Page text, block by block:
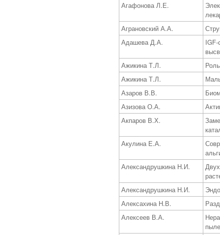
Агафонова Л.Е.
Аграновский А.А.
Адашева Д.А.
Ажикина Т.Л.
Ажикина Т.Л.
Азаров В.В.
Азизова О.А.
Акпаров В.Х.
Акулина Е.А.
Александрушкина Н.И.
Александрушкина Н.И.
Алексахина Н.В.
Алексеев В.А.